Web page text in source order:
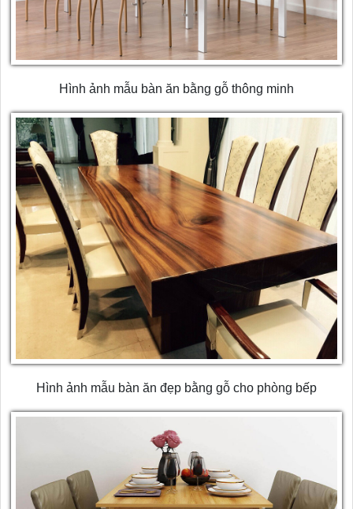
Hình ảnh mẫu bàn ăn bằng gỗ thông minh
Hình ảnh mẫu bàn ăn đẹp bằng gỗ cho phòng bếp